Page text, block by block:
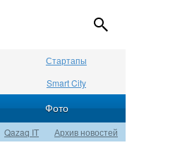
Стартапы
Smart City
Фото
Qazaq IT Архив новостей